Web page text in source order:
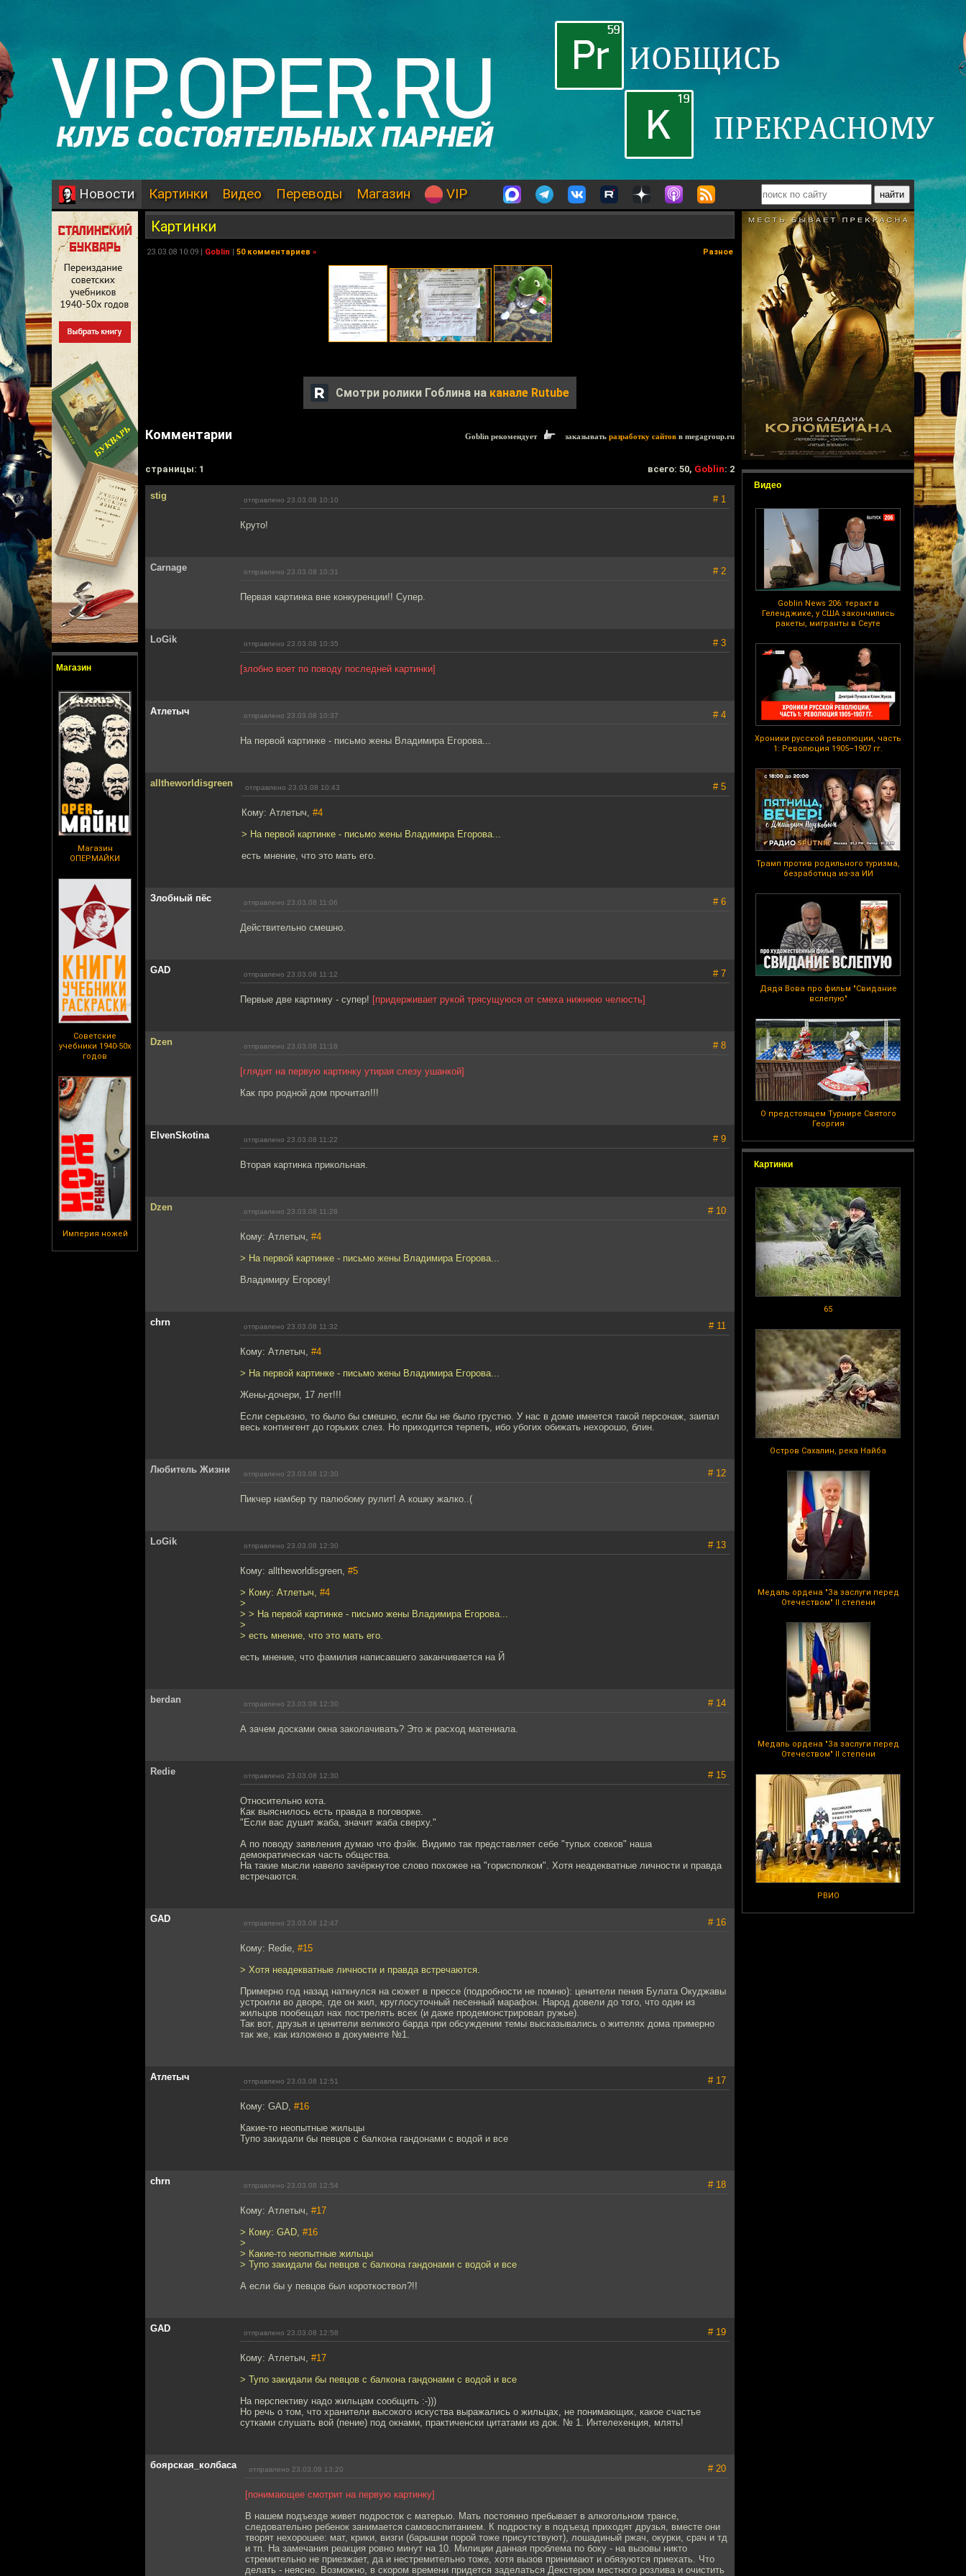
Новости Картинки Видео Переводы Магазин VIP
Магазин
Магазин
ОПЕРМАЙКИ
Советские
учебники 1940-50х
годов
Империя ножей
Видео
Goblin News 206: теракт в
Геленджике, у США закончились
ракеты, мигранты в Сеуте
Хроники русской революции, часть
1: Революция 1905–1907 гг.
Трамп против родильного туризма,
безработица из-за ИИ
Дядя Вова про фильм "Свидание
вслепую"
О предстоящем Турнире Святого
Георгия
Картинки
65
Остров Сахалин, река Найба
Медаль ордена "За заслуги перед
Отечеством" II степени
Медаль ордена "За заслуги перед
Отечеством" II степени
РВИО
Картинки
23.03.08 10:09 | Goblin | 50 комментариев » Разное
Смотри ролики Гоблина на канале Rutube
Комментарии Goblin рекомендует заказывать разработку сайтов в megagroup.ru
cтраницы: 1 всего: 50, Goblin: 2
stig отправлено 23.03.08 10:10 # 1
Круто!
Carnage отправлено 23.03.08 10:31 # 2
Первая картинка вне конкуренции!! Супер.
LoGik отправлено 23.03.08 10:35 # 3
[злобно воет по поводу последней картинки]
Атлетыч отправлено 23.03.08 10:37 # 4
На первой картинке - письмо жены Владимира Егорова...
alltheworldisgreen отправлено 23.03.08 10:43 # 5
Кому: Атлетыч, #4
> На первой картинке - письмо жены Владимира Егорова...
есть мнение, что это мать его.
Злобный пёс отправлено 23.03.08 11:06 # 6
Действительно смешно.
GAD отправлено 23.03.08 11:12 # 7
Первые две картинку - супер! [придерживает рукой трясущуюся от смеха нижнюю челюсть]
Dzen отправлено 23.03.08 11:18 # 8
[глядит на первую картинку утирая слезу ушанкой]
Как про родной дом прочитал!!!
ElvenSkotina отправлено 23.03.08 11:22 # 9
Вторая картинка прикольная.
Dzen отправлено 23.03.08 11:28 # 10
Кому: Атлетыч, #4
> На первой картинке - письмо жены Владимира Егорова...
Владимиру Егорову!
chrn отправлено 23.03.08 11:32 # 11
Кому: Атлетыч, #4
> На первой картинке - письмо жены Владимира Егорова...
Жены-дочери, 17 лет!!!
Если серьезно, то было бы смешно, если бы не было грустно. У нас в доме имеется такой персонаж, заипал
весь контингент до горьких слез. Но приходится терпеть, ибо убогих обижать нехорошо, блин.
Любитель Жизни отправлено 23.03.08 12:30 # 12
Пикчер намбер ту палюбому рулит! А кошку жалко..(
LoGik отправлено 23.03.08 12:30 # 13
Кому: alltheworldisgreen, #5
> Кому: Атлетыч, #4
>
> > На первой картинке - письмо жены Владимира Егорова...
>
> есть мнение, что это мать его.
есть мнение, что фамилия написавшего заканчивается на Й
berdan отправлено 23.03.08 12:30 # 14
А зачем досками окна заколачивать? Это ж расход матениала.
Redie отправлено 23.03.08 12:30 # 15
Относительно кота.
Как выяснилось есть правда в поговорке.
"Если вас душит жаба, значит жаба сверху."
А по поводу заявления думаю что фэйк. Видимо так представляет себе "тупых совков" наша
демократическая часть общества.
На такие мысли навело зачёркнутое слово похожее на "горисполком". Хотя неадекватные личности и правда
встречаются.
GAD отправлено 23.03.08 12:47 # 16
Кому: Redie, #15
> Хотя неадекватные личности и правда встречаются.
Примерно год назад наткнулся на сюжет в прессе (подробности не помню): ценители пения Булата Окуджавы
устроили во дворе, где он жил, круглосуточный песенный марафон. Народ довели до того, что один из
жильцов пообещал нах пострелять всех (и даже продемонстрировал ружье).
Так вот, друзья и ценители великого барда при обсуждении темы высказывались о жителях дома примерно
так же, как изложено в документе №1.
Атлетыч отправлено 23.03.08 12:51 # 17
Кому: GAD, #16
Какие-то неопытные жильцы
Тупо закидали бы певцов с балкона гандонами с водой и все
chrn отправлено 23.03.08 12:54 # 18
Кому: Атлетыч, #17
> Кому: GAD, #16
>
> Какие-то неопытные жильцы
> Тупо закидали бы певцов с балкона гандонами с водой и все
А если бы у певцов был короткоствол?!!
GAD отправлено 23.03.08 12:58 # 19
Кому: Атлетыч, #17
> Тупо закидали бы певцов с балкона гандонами с водой и все
На перспективу надо жильцам сообщить :-)))
Но речь о том, что хранители высокого искуства выражались о жильцах, не понимающих, какое счастье
сутками слушать вой (пение) под окнами, практиченски цитатами из док. № 1. Интелехенция, млять!
боярская_колбаса отправлено 23.03.08 13:20 # 20
[понимающее смотрит на первую картинку]
В нашем подъезде живет подросток с матерью. Мать постоянно пребывает в алкогольном трансе,
следовательно ребенок занимается самовоспитанием. К подростку в подъезд приходят друзья, вместе они
творят нехорошее: мат, крики, визги (барышни порой тоже присутствуют), лошадиный ржач, окурки, срач и тд
и тп. На замечания реакция ровно минут на 10. Милиции данная проблема по боку - на вызовы никто
стремительно не приезжает, да и нестремительно тоже, хотя вызов принимают и обязуются приехать. Что
делать - неясно. Возможно, в скором времени придется заделаться Декстером местного розлива и очистить